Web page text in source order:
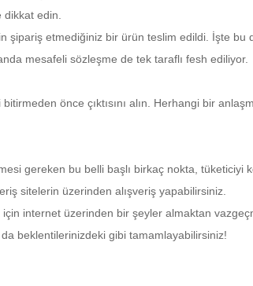
edin.
şipariş etmediğiniz bir ürün teslim edildi. İşte bu
mesafeli sözleşme de tek taraflı fesh ediliyor.
önce çıktısını alın. Herhangi bir
gereken bu belli başlı birkaç nokta, tüketiciyi
sitelerin üzerinden alışveriş yapabilirsiniz.
internet üzerinden bir şeyler almaktan
beklentilerinizdeki gibi tamamlayabilirsiniz!